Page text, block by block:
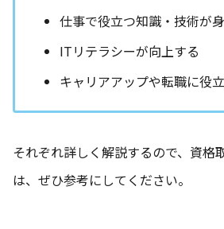
仕事で役立つ知識・技術が
ITリテラシーが向上する
キャリアアップや転職に役
それぞれ詳しく解説するので、資格
は、ぜひ参考にしてください。